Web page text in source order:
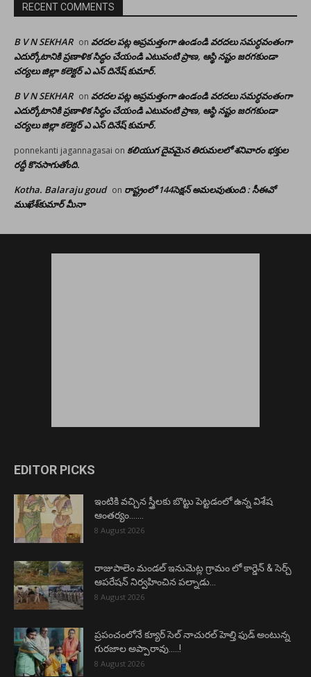
RECENT COMMENTS
B V N SEKHAR on వరదల పట్ల అప్రమత్తంగా ఉండండి వరదలు సమర్ధవంతంగా
ఎదుర్కోటానికి ప్రణాళిక సిద్ధం చేయండి ఎటువంటి ప్రాణ, ఆస్థి నష్టం జరగకుండా
చర్యలు జిల్లా కలెక్టర్ ఎ ఎస్ దినేష్ కుమార్.
B V N SEKHAR on వరదల పట్ల అప్రమత్తంగా ఉండండి వరదలు సమర్ధవంతంగా
ఎదుర్కోటానికి ప్రణాళిక సిద్ధం చేయండి ఎటువంటి ప్రాణ, ఆస్థి నష్టం జరగకుండా
చర్యలు జిల్లా కలెక్టర్ ఎ ఎస్ దినేష్ కుమార్.
ponnekanti jagannagasai on కలియుగ దైవమైన తిరుమలలో శనివారం భక్తుల
రద్దీ కొనసాగుతోంది.
Kotha. Balaraju goud on రాష్ట్రంలో 144సెక్షన్ అమలవుతుంది : సీఈవో
ముఖేశ్‌కుమార్‌ మీనా
EDITOR PICKS
ఇంటికి వచ్చిన స్త్రీలకు బొట్టు పెట్టడంలో ఉన్న విశేష
ఆంతర్యం…….
8 August 2026
రాజుపాలెం మండల్ ఇనుమెట్ల గ్రామం లో కార్డెన్ & సెర్చ్
ఆపరేషన్ నిర్వహించిన పల్నాడు...
8 August 2026
ప్రపంచంలోనే క్యూర్ సెల్ నాచురల్ హెల్తి ఫుడ్ అంటున్న
గురజాల అప్పారావు…..!
8 August 2026